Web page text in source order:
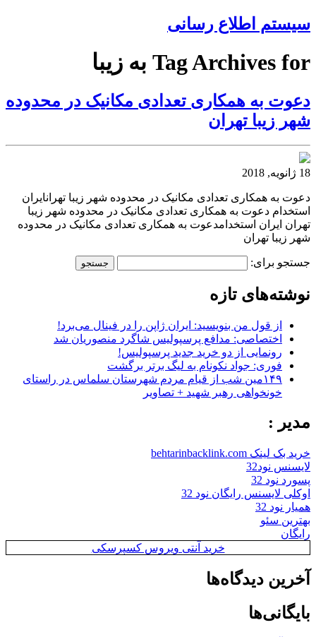
سیستم اطلاع رسانی
Tag Archives for به زیبا
دعوت به همکاری تعدادی مکانیک در محدوده
شهر زیبا تهران
18 ژانویه, 2018
دعوت به همکاری تعدادی مکانیک در محدوده شهر زیبا تهرانایران
استخدام دعوت به همکاری تعدادی مکانیک در محدوده شهر زیبا
تهران ایران استخدامدعوت به همکاری تعدادی مکانیک در محدوده
شهر زیبا تهران
جستجو برای:
نوشته‌های تازه
از قول من بنویسید: ایران ژاپن را در فینال می‌برد!
اختصاصی: مدافع پرسپولیس شاگرد منصوریان شد
رونمایی از دو خرید جدید پرسپولیس!
فوری: جواد نکونام به لیگ برتر برگشت
۱۴۹مین شب از قیام مردم شهرستان سلماس در راستای
خونخواهی رهبر شهید + تصاویر
مدیر :
خرید بک لینک behtarinbacklink.com
لایسنس نود32
پسورد نود 32
اوکلی لایسنس رایگان نود 32
همیار نود 32
بهترین سئو
رایگان
خرید آنتی ویروس کسپرسکی
آخرین دیدگاه‌ها
بایگانی‌ها